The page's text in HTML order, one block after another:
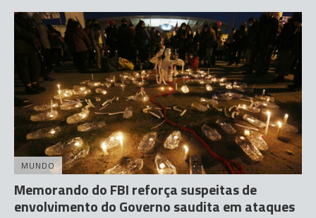
MUNDO
Memorando do FBI reforça suspeitas de
envolvimento do Governo saudita em ataques